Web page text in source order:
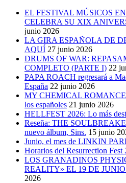
EL FESTIVAL MÚSICOS
CELEBRA SU XIX
junio 2026
LA GIRA ESPAÑOLA DE
AQUÍ 27 junio 2026
DRUMS OF WAR:
COMPLETO (PARTE I) 22
PAPA ROACH regresará a
España 22 junio 2026
MY CHEMICAL ROMANCE:
los españoles 21 junio 2026
HELLFEST 2026: Lo más
Reseña: THE
nuevo álbum, Sins. 15 junio
Junio, el mes de LINKIN
Horarios del Resurrection Fest
LOS GRANADINOS
REALITY» EL 19 DE
2026